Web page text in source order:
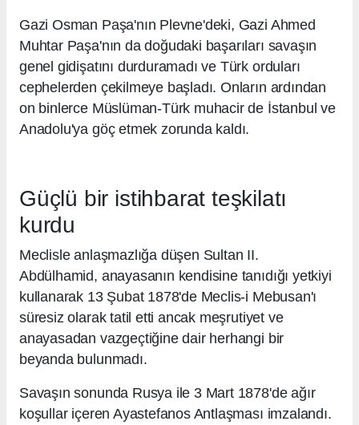
Gazi Osman Paşa'nın Plevne'deki, Gazi Ahmed
Muhtar Paşa'nın da doğudaki başarıları savaşın
genel gidişatını durduramadı ve Türk orduları
cephelerden çekilmeye başladı. Onların ardından
on binlerce Müslüman-Türk muhacir de İstanbul ve
Anadolu'ya göç etmek zorunda kaldı.
Güçlü bir istihbarat teşkilatı
kurdu
Meclisle anlaşmazlığa düşen Sultan II.
Abdülhamid, anayasanın kendisine tanıdığı yetkiyi
kullanarak 13 Şubat 1878'de Meclis-i Mebusan'ı
süresiz olarak tatil etti ancak meşrutiyet ve
anayasadan vazgeçtiğine dair herhangi bir
beyanda bulunmadı.
Savaşın sonunda Rusya ile 3 Mart 1878'de ağır
koşullar içeren Ayastefanos Antlaşması imzalandı.